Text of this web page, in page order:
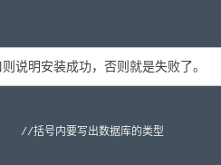
说明安装成功，否则就是失败了。
//括号内要写出数据库的类型